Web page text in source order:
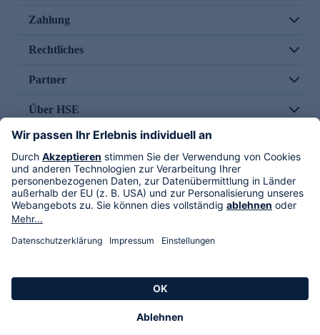
Zahlung
Rechtliches
Partner
Über HSE
Im TV
HSE International